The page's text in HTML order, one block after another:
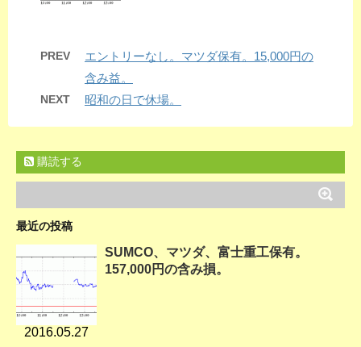
PREV
エントリーなし。マツダ保有。15,000円の
含み益。
NEXT 昭和の日で休場。
購読する
最近の投稿
2016.05.27
SUMCO、マツダ、富士重工保有。
157,000円の含み損。